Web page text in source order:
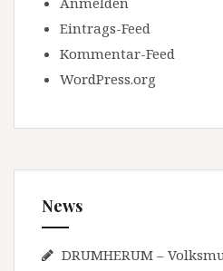
Eintrags-Feed
Kommentar-Feed
WordPress.org
News
DRUMHERUM –